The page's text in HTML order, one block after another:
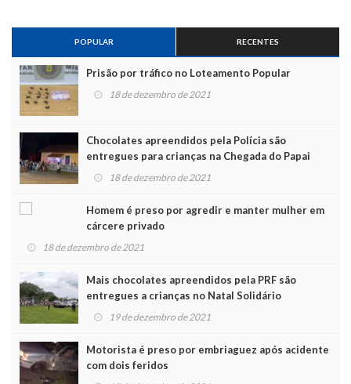
POPULAR RECENTES
Prisão por tráfico no Loteamento Popular
18 de dezembro de 2021
Chocolates apreendidos pela Polícia são
entregues para crianças na Chegada do Papai
Noel 18 de dezembro de 2021
Homem é preso por agredir e manter mulher em
cárcere privado
18 de dezembro de 2021
Mais chocolates apreendidos pela PRF são
entregues a crianças no Natal Solidário
19 de dezembro de 2021
Motorista é preso por embriaguez após acidente
com dois feridos